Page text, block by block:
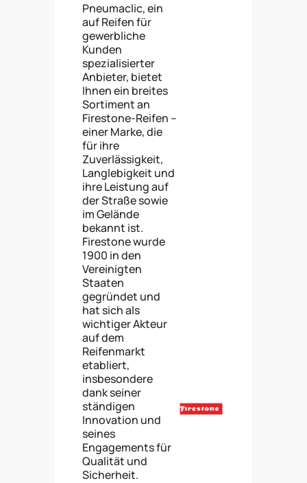
Pneumaclic, ein
auf Reifen für
gewerbliche
Kunden
spezialisierter
Anbieter, bietet
Ihnen ein breites
Sortiment an
Firestone-Reifen –
einer Marke, die
für ihre
Zuverlässigkeit,
Langlebigkeit und
ihre Leistung auf
der Straße sowie
im Gelände
bekannt ist.
Firestone wurde
1900 in den
Vereinigten
Staaten
gegründet und
hat sich als
wichtiger Akteur
auf dem
Reifenmarkt
etabliert,
insbesondere
dank seiner
ständigen
Innovation und
seines
Engagements für
Qualität und
Sicherheit.